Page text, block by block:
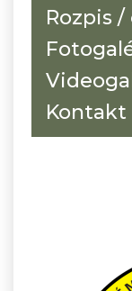
Rozpis
Kontakt